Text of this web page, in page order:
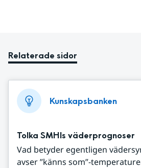
Relaterade sidor
Kunskapsbanken
Tolka SMHIs väderprognoser
Vad betyder egentligen
avser ”känns som”-